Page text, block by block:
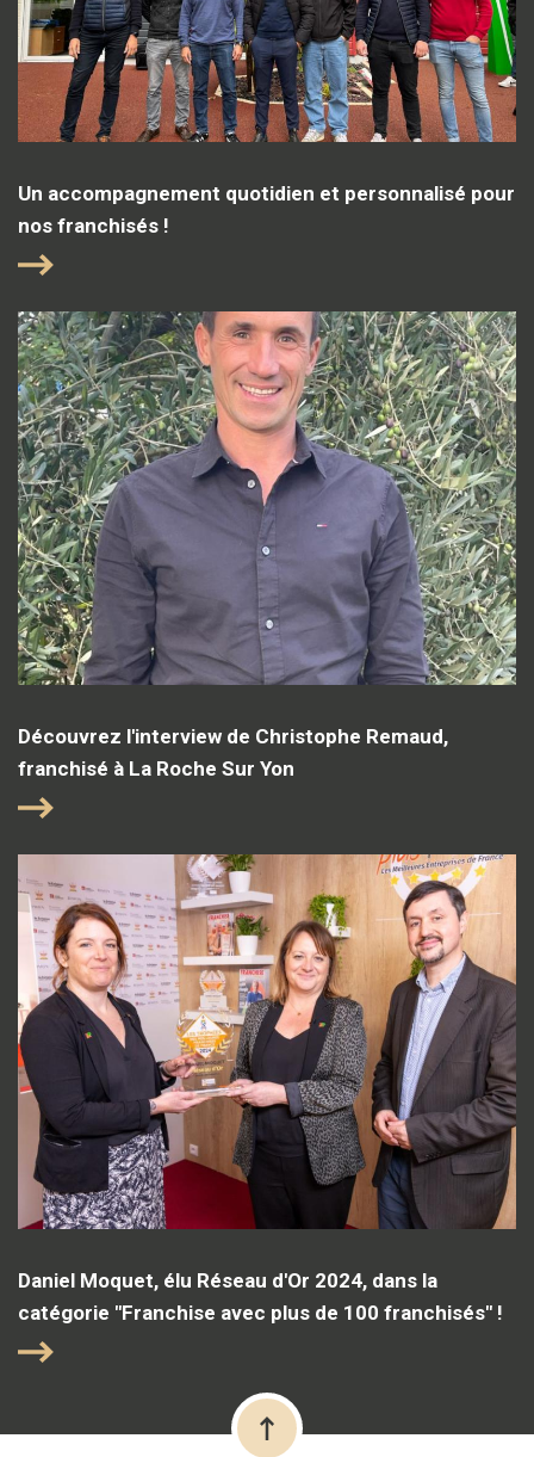
Un accompagnement quotidien et personnalisé pour
nos franchisés !
Découvrez l'interview de Christophe Remaud,
franchisé à La Roche Sur Yon
Daniel Moquet, élu Réseau d'Or 2024, dans la
catégorie "Franchise avec plus de 100 franchisés" !